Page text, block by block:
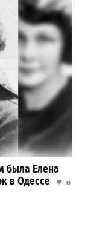
была Елена
в Одессе
13